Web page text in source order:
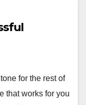
for the rest of
that works for you